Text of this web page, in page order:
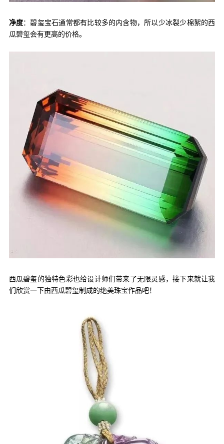
净度：碧玺宝石通常都有比较多的内含物，所以少冰裂少棉絮的西
瓜碧玺会有更高的价格。
西瓜碧玺的独特色彩也给设计师们带来了无限灵感，接下来就让我
们欣赏一下由西瓜碧玺制成的绝美珠宝作品吧！